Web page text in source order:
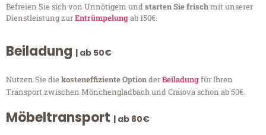
Befreien Sie sich von Unnötigem undstarten Sie frischmit unserer
Dienstleistung zurEntrümpelungab 150€.
Beiladung | ab 50€
Nutzen Sie diekosteneffiziente OptionderBeiladungfür Ihren
Transport zwischen Mönchengladbach und Craiova schon ab 50€.
Möbeltransport | ab 80€